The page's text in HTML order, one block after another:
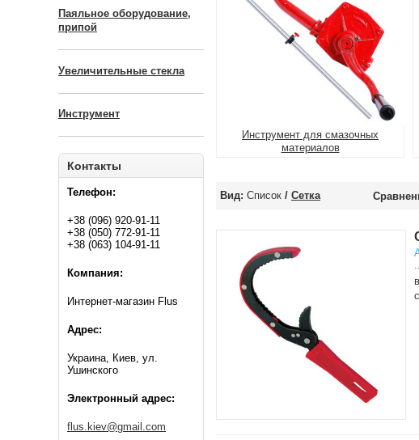
Паяльное оборудование,
припой
Увеличительные стекла
Инструмент
Контакты
Телефон:
+38 (096) 920-91-11
+38 (050) 772-91-11
+38 (063) 104-91-11
Компания:
Интернет-магазин Flus
Адрес:
Украина, Киев, ул.
Ушинского
Электронный адрес:
flus.kiev@gmail.com
Инструмент для смазочных
материалов
Вид: Список / Сетка
..